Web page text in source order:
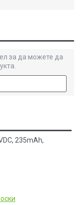
за да можете да
235mAh,